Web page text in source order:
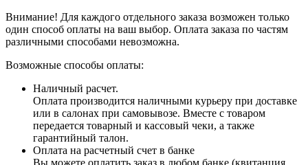
Внимание! Для каждого отдельного заказа возможен только
один способ оплаты на ваш выбор. Оплата заказа по частям
различными способами невозможна.
Возможные способы оплаты:
Наличный расчет.
Оплата производится наличными курьеру при доставке
или в салонах при самовывозе. Вместе с товаром
передается товарный и кассовый чеки, а также
гарантийный талон.
Оплата на расчетный счет в банке
Вы можете оплатить заказ в любом банке (квитанция